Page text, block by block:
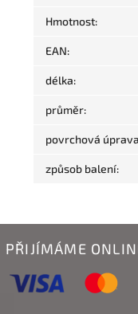
Hmotnost:
EAN:
délka:
průměr:
povrchová úprava
způsob balení:
PŘIJÍMÁME